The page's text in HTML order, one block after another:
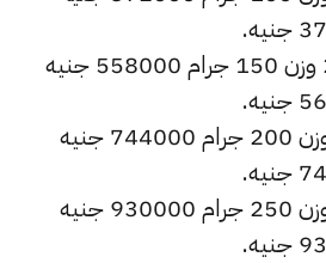
أسعار الذهب عيار 21 وزن 150 جرام 558000 جنيه
سعر الذهب عيار 21 وزن 200 جرام 744000 جنيه
سعر الذهب عيار 21 وزن 250 جرام 930000 جنيه